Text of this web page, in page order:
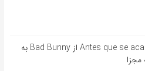
آهنگ اسپانیایی Antes que se acabe از Bad Bunny به
مجزا